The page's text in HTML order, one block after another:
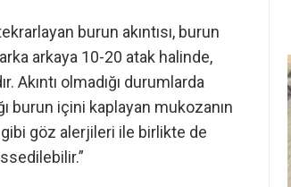
burun akıntısı, burun
arkaya 10-20 atak halinde,
Akıntı olmadığı durumlarda
burun içini kaplayan mukozanın
göz alerjileri ile birlikte de